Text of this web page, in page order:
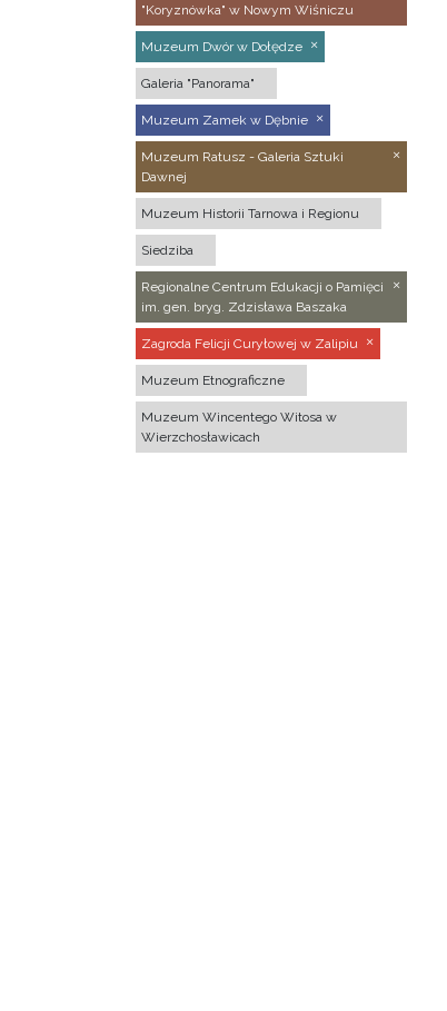
"Koryznówka" w Nowym Wiśniczu
Muzeum Dwór w Dołędze
Galeria "Panorama"
Muzeum Zamek w Dębnie
Muzeum Ratusz - Galeria Sztuki
Dawnej
Muzeum Historii Tarnowa i Regionu
Siedziba
Regionalne Centrum Edukacji o Pamięci
im. gen. bryg. Zdzisława Baszaka
Zagroda Felicji Curyłowej w Zalipiu
Muzeum Etnograficzne
Muzeum Wincentego Witosa w
Wierzchosławicach